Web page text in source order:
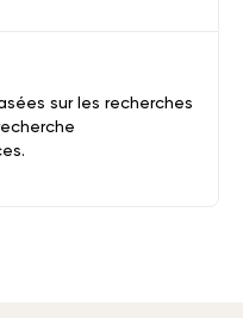
sur les recherches